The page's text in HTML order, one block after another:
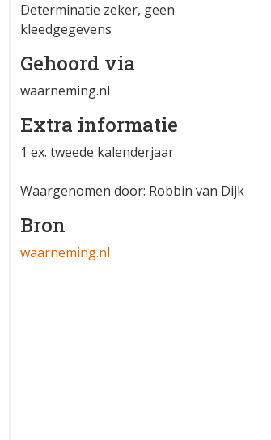
Determinatie zeker, geen
kleedgegevens
Gehoord via
waarneming.nl
Extra informatie
1 ex. tweede kalenderjaar
Waargenomen door: Robbin van Dijk
Bron
waarneming.nl